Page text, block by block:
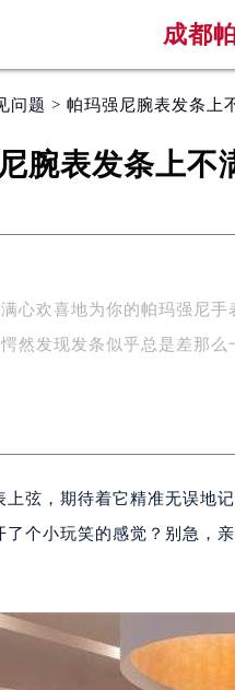
成都
问题 > 帕玛强尼腕表发条上
腕表发条上不
心欢喜地为你的帕玛强尼
然发现发条似乎总是差那
弦，期待着它精准无误地
个小玩笑的感觉？别急，